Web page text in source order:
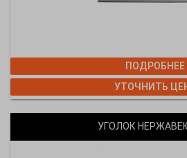
ПОДРОБНЕЕ
УТОЧНИТЬ
УГОЛОК